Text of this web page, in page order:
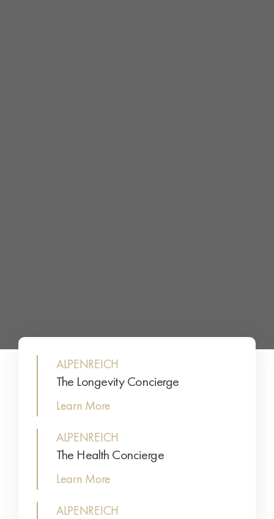
ALPENREICH
The Longevity Concierge
Learn More
ALPENREICH
The Health Concierge
Learn More
ALPENREICH